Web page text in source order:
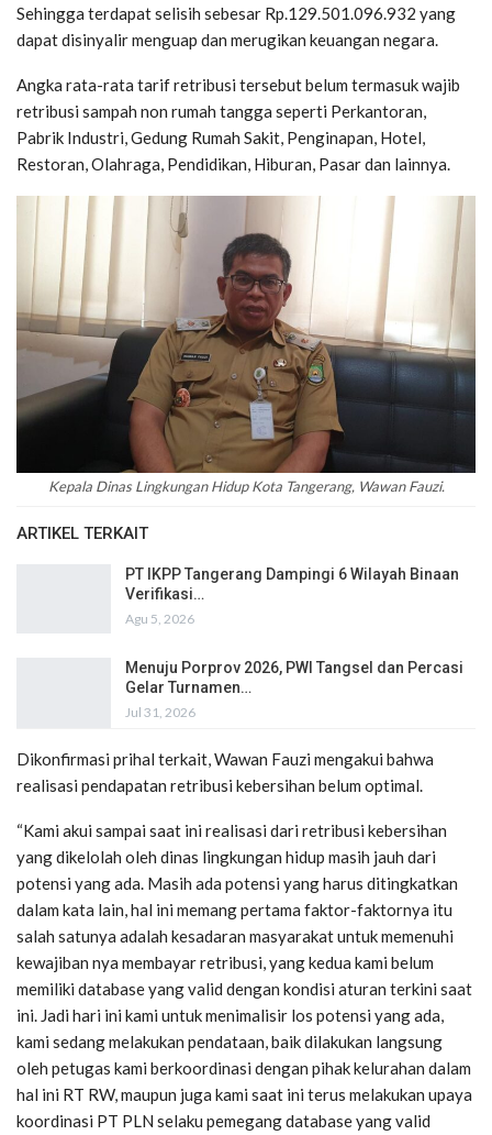
Sehingga terdapat selisih sebesar Rp.129.501.096.932 yang
dapat disinyalir menguap dan merugikan keuangan negara.
Angka rata-rata tarif retribusi tersebut belum termasuk wajib
retribusi sampah non rumah tangga seperti Perkantoran,
Pabrik Industri, Gedung Rumah Sakit, Penginapan, Hotel,
Restoran, Olahraga, Pendidikan, Hiburan, Pasar dan lainnya.
Kepala Dinas Lingkungan Hidup Kota Tangerang, Wawan Fauzi.
ARTIKEL TERKAIT
PT IKPP Tangerang Dampingi 6 Wilayah Binaan
Verifikasi…
Agu 5, 2026
Menuju Porprov 2026, PWI Tangsel dan Percasi
Gelar Turnamen…
Jul 31, 2026
Dikonfirmasi prihal terkait, Wawan Fauzi mengakui bahwa
realisasi pendapatan retribusi kebersihan belum optimal.
“Kami akui sampai saat ini realisasi dari retribusi kebersihan
yang dikelolah oleh dinas lingkungan hidup masih jauh dari
potensi yang ada. Masih ada potensi yang harus ditingkatkan
dalam kata lain, hal ini memang pertama faktor-faktornya itu
salah satunya adalah kesadaran masyarakat untuk memenuhi
kewajiban nya membayar retribusi, yang kedua kami belum
memiliki database yang valid dengan kondisi aturan terkini saat
ini. Jadi hari ini kami untuk menimalisir los potensi yang ada,
kami sedang melakukan pendataan, baik dilakukan langsung
oleh petugas kami berkoordinasi dengan pihak kelurahan dalam
hal ini RT RW, maupun juga kami saat ini terus melakukan upaya
koordinasi PT PLN selaku pemegang database yang valid